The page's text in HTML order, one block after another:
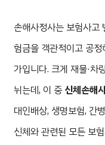
손해사정사는 보험사고
험금을 객관적이고 공
가입니다. 크게 재물·차
뉘는데, 이 중 신체손해
대인배상, 생명보험, 간
신체와 관련된 모든 보